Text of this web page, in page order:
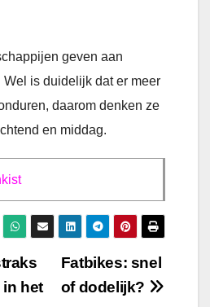
geven aan
is duidelijk dat er meer
daarom denken ze
en middag.
Fatbikes: snel
of dodelijk?
het